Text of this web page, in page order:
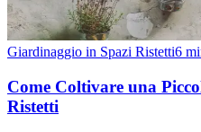
Giardinaggio in Spazi Ristetti6
Come Coltivare una
Ristetti